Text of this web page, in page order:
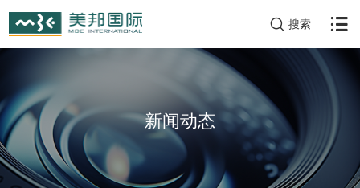
搜索
新闻动态